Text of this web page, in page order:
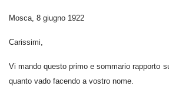
Mosca, 8 giugno 1922
Carissimi,
Vi mando questo primo e sommario rapporto
quanto vado facendo a vostro nome.